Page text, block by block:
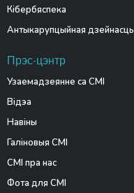
Кібербяспека
Антыкарупцыйная дзейнасць
Прэс-цэнтр
Узаемадзеянне са СМІ
Відэа
Навіны
Галіновыя СМІ
СМІ пра нас
Фота для СМІ